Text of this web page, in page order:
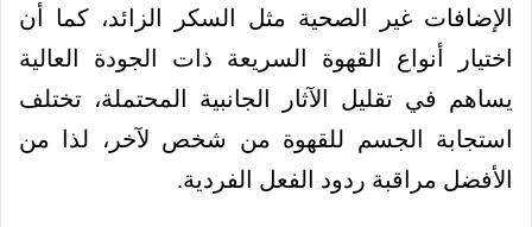
الإضافات غير الصحية مثل السكر الزائد، كما أن
اختيار أنواع القهوة السريعة ذات الجودة العالية
يساهم في تقليل الآثار الجانبية المحتملة، تختلف
استجابة الجسم للقهوة من شخص لآخر، لذا من
الأفضل مراقبة ردود الفعل الفردية.